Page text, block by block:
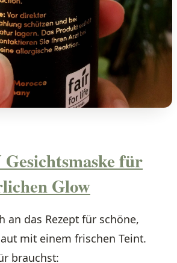
für
Glow
an das Rezept für schöne,
mit einem frischen Teint.
brauchst: